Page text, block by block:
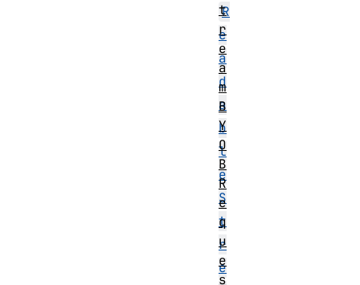
R
e
a
d
a
b
l
e
S
t
r
e
t
r
e
a
m
B
Y
O
B
R
e
q
u
e
s